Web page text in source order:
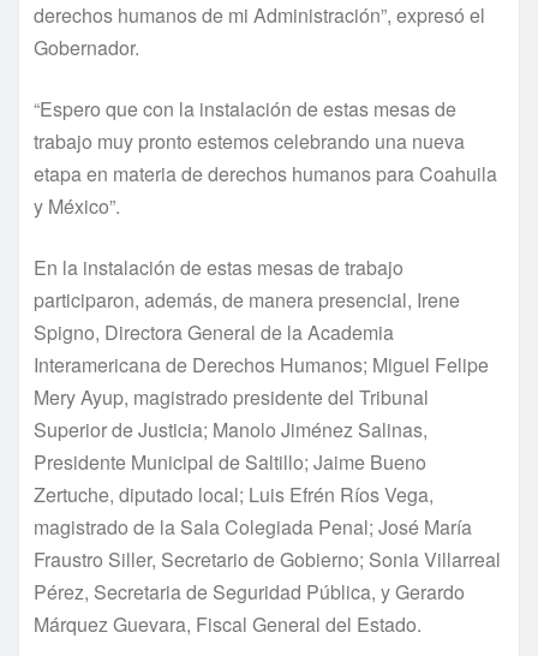
derechos humanos de mi Administración”, expresó el
Gobernador.
“Espero que con la instalación de estas mesas de
trabajo muy pronto estemos celebrando una nueva
etapa en materia de derechos humanos para Coahuila
y México”.
En la instalación de estas mesas de trabajo
participaron, además, de manera presencial, Irene
Spigno, Directora General de la Academia
Interamericana de Derechos Humanos; Miguel Felipe
Mery Ayup, magistrado presidente del Tribunal
Superior de Justicia; Manolo Jiménez Salinas,
Presidente Municipal de Saltillo; Jaime Bueno
Zertuche, diputado local; Luis Efrén Ríos Vega,
magistrado de la Sala Colegiada Penal; José María
Fraustro Siller, Secretario de Gobierno; Sonia Villarreal
Pérez, Secretaria de Seguridad Pública, y Gerardo
Márquez Guevara, Fiscal General del Estado.